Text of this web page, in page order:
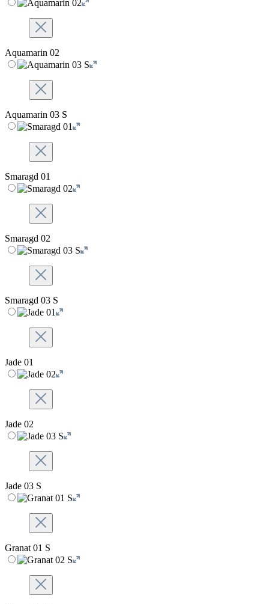
Aquamarin 02
Aquamarin 03 S
Smaragd 01
Smaragd 02
Smaragd 03 S
Jade 01
Jade 02
Jade 03 S
Granat 01 S